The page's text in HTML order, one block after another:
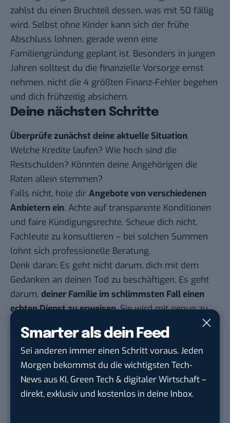
Smarter als dein Feed
Sei anderen immer einen Schritt voraus. Jeden
Morgen bekommst du die wichtigsten Tech-
News aus KI, Green Tech & digitaler Wirtschaft –
direkt, exklusiv und kostenlos in deine Inbox.
zahlst du einen Bruchteil dessen, was mit 50 fällig
wird. Selbst ohne Kinder kann sich der frühe
Abschluss lohnen, gerade wenn eine
Familiengründung geplant ist. Besonders in jungen
Jahren solltest du die finanzielle Vorsorge ernst
nehmen, nicht die 4 größten Finanz-Fehler begehen
und dich frühzeitig absichern.
Deine nächsten Schritte
Überprüfe zunächst deine aktuelle Situation.
Welche Kredite laufen? Wie hoch sind die
Restschulden? Könnten deine Angehörigen die
Raten allein stemmen?
Falls nicht, hole dir Angebote von verschiedenen
Anbietern ein. Achte auf transparente Konditionen
und faire Kündigungsrechte. Scheue dich nicht,
Fachleute zu konsultieren – bei solchen Summen
lohnt sich professionelle Beratung.
Denk daran: Es geht nicht darum, dich mit dem
Gedanken an deinen Tod zu beschäftigen. Es geht
darum, deiner Familie im schlimmsten Fall einen
echten Dienst zu erweisen. Sie wird mit genug zu
sollten nicht dazugehören.
Autor: Daniel Schwarz
Daniel Schwarz arbeitet als Online Marketing
Manager beiLivv.at, einer digitalen Plattform der
Lebensversicherung von 1871 a. G. München. Dank